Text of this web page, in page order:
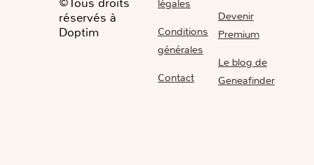
©Tous droits
réservés à
Doptim
légales
Conditions
générales
Contact
Devenir
Premium
Le blog de
Geneafinder